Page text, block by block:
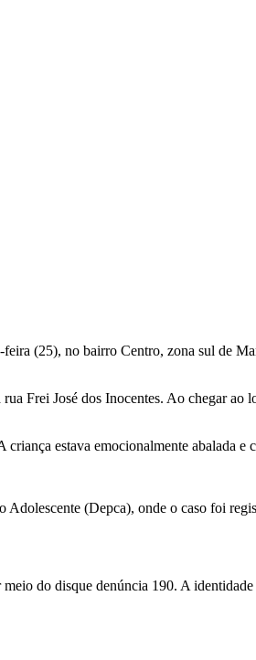
(25), no bairro Centro, zona sul de
Frei José dos Inocentes. Ao chegar ao
estava emocionalmente abalada e
Adolescente (Depca), onde o caso foi
do disque denúncia 190. A